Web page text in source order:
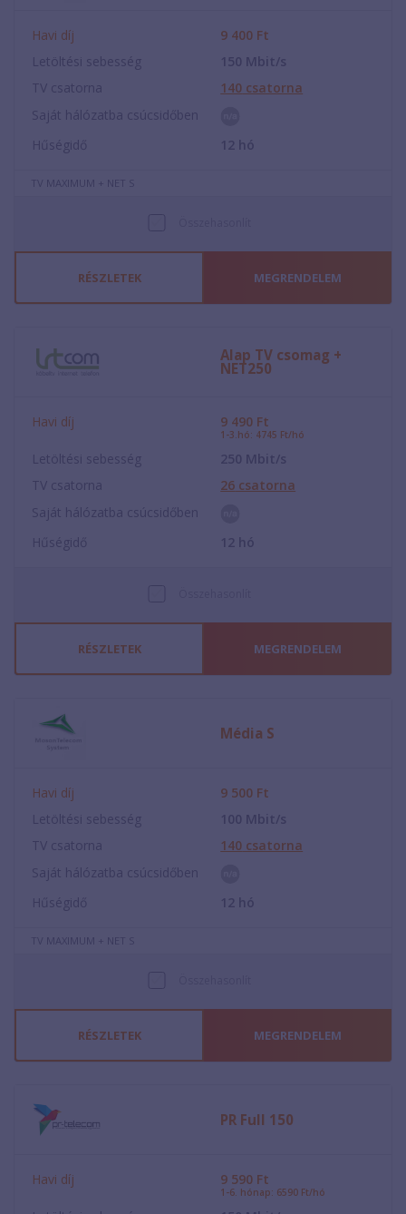
Havi díj 9 400 Ft
Letöltési sebesség
150 Mbit/s
TV csatorna
140 csatorna
Saját hálózatba csúcsidőben
Hűségidő
12 hó
TV MAXIMUM + NET S
RÉSZLETEK MEGRENDELEM
Alap TV csomag +
NET250
Havi díj 9 490 Ft
1-3.hó: 4745 Ft/hó
Letöltési sebesség 250 Mbit/s
TV csatorna
26 csatorna
Saját hálózatba csúcsidőben
Hűségidő
12 hó
RÉSZLETEK MEGRENDELEM
Média S
Havi díj 9 500 Ft
Letöltési sebesség
100 Mbit/s
TV csatorna
140 csatorna
Saját hálózatba csúcsidőben
Hűségidő
12 hó
TV MAXIMUM + NET S
RÉSZLETEK MEGRENDELEM
PR Full 150
Havi díj 9 590 Ft
1-6. hónap: 6590 Ft/hó